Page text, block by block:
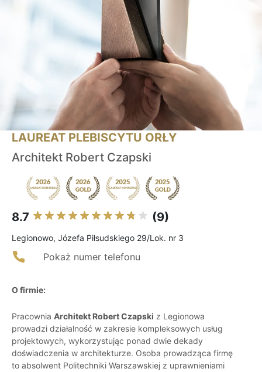
LAUREAT PLEBISCYTU ORŁY
Architekt Robert Czapski
8.7 (9)
Legionowo, Józefa Piłsudskiego 29/Lok. nr 3
Pokaż numer telefonu
O firmie:
Pracownia Architekt Robert Czapski z Legionowa
prowadzi działalność w zakresie kompleksowych usług
projektowych, wykorzystując ponad dwie dekady
doświadczenia w architekturze. Osoba prowadząca firmę
to absolwent Politechniki Warszawskiej z uprawnieniami